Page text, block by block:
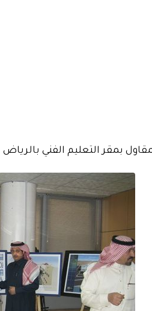
بمقر التعليم الفني بالرياض